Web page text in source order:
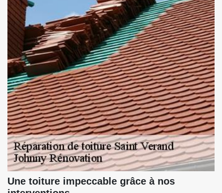
Une toiture impeccable grâce à nos